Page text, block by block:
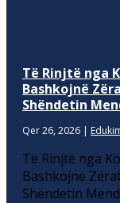
Të Rinjtë nga
Bashkojnë
Shëndetin
Qer 26, 2026 |
Të Rinjtë nga
Bashkojnë
Shëndetin